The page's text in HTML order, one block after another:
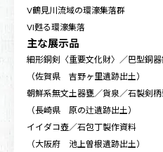
V鶴見川流域の環濠集落群
VI甦る環濠集落
主な展示品
細形銅剣〈重要文化財〉／巴型銅器
（佐賀県 吉野ヶ里遺跡出土）
朝鮮系無文土器甕／貨泉／石製剣
（長崎県 原の辻遺跡出土）
イイダコ壺／石包丁製作資料
（大阪府 池上曽根遺跡出土）